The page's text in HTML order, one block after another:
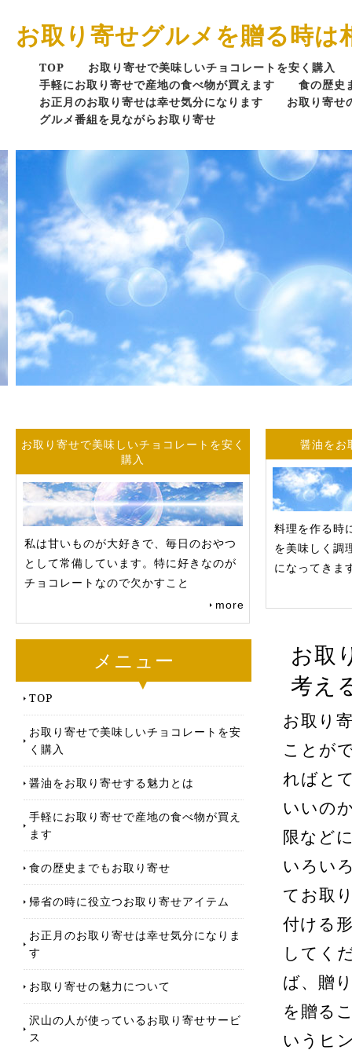
お取り寄せグルメを贈る時は
TOP
お取り寄せで美味しいチョコレートを安く購入
手軽にお取り寄せで産地の食べ物が買えます
食の歴史
お正月のお取り寄せは幸せ気分になります
お取り寄せ
グルメ番組を見ながらお取り寄せ
お取り寄せで美味しいチョコレートを安く
購入
私は甘いものが大好きで、毎日のおやつ
として常備しています。特に好きなのが
チョコレートなので欠かすこと
more
醤油をお
料理を作る時
を美味しく調
になってきま
メニュー
TOP
お取り寄せで美味しいチョコレートを安
く購入
醤油をお取り寄せする魅力とは
手軽にお取り寄せで産地の食べ物が買え
ます
食の歴史までもお取り寄せ
帰省の時に役立つお取り寄せアイテム
お正月のお取り寄せは幸せ気分になりま
す
お取り寄せの魅力について
沢山の人が使っているお取り寄せサービ
ス
お取
考え
お取り
ことが
ればと
いいの
限など
いろい
てお取
付ける
してく
ば、贈
を贈る
いうヒ